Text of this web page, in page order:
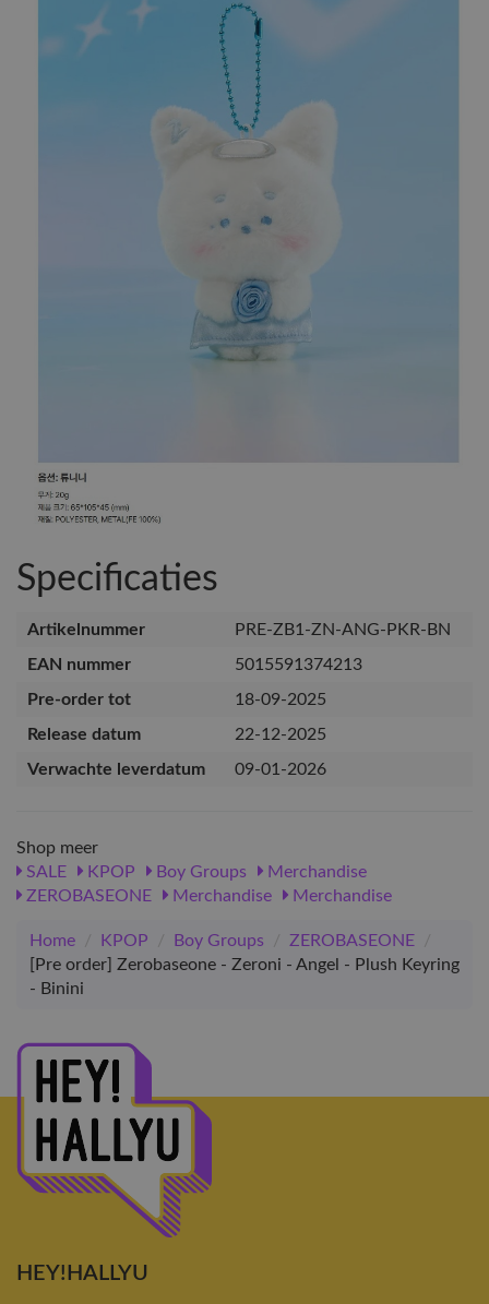
Specificaties
Artikelnummer
PRE-ZB1-ZN-ANG-PKR-BN
EAN nummer
5015591374213
Pre-order tot
18-09-2025
Release datum
22-12-2025
Verwachte leverdatum
09-01-2026
Shop meer
SALE
KPOP Boy Groups
Merchandise
ZEROBASEONE
Merchandise Merchandise
Home / KPOP / Boy Groups / ZEROBASEONE
/
[Pre order] Zerobaseone - Zeroni - Angel - Plush Keyring
- Binini
HEY!HALLYU